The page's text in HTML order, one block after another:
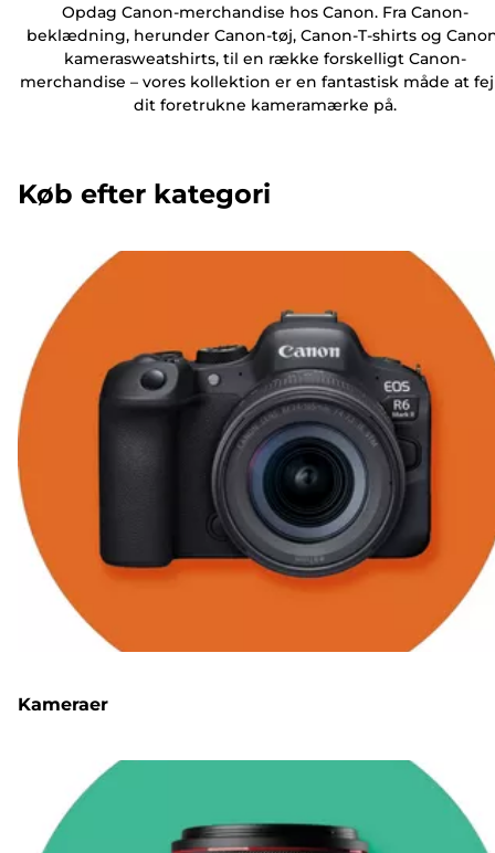
Opdag Canon-merchandise hos Canon. Fra Canon-
beklædning, herunder Canon-tøj, Canon-T-shirts og
kamerasweatshirts, til en række forskelligt Canon-
merchandise – vores kollektion er en fantastisk måde at
dit foretrukne kameramærke på.
Køb efter kategori
Kameraer